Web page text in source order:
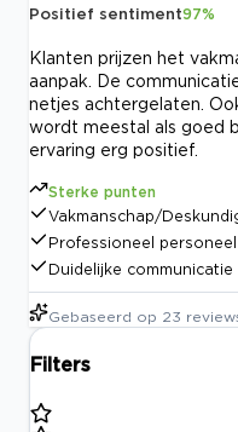
Positief sentiment97%
Klanten prijzen het
aanpak. De
netjes achtergelaten.
wordt meestal als goed
ervaring erg positief.
Sterke punten
Vakmanschap/
Professioneel personeel
Duidelijke communicatie
Gebaseerd op 23
Filters